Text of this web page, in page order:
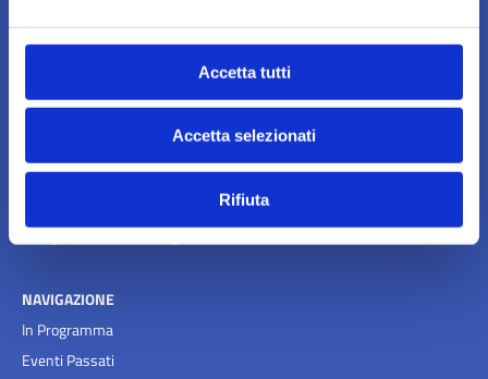
Accetta tutti
Accetta selezionati
Rifiuta
Segreteria
Via Rovello 2, 20121 Milano
Telefono:
NAVIGAZIONE
In Programma
Eventi Passati